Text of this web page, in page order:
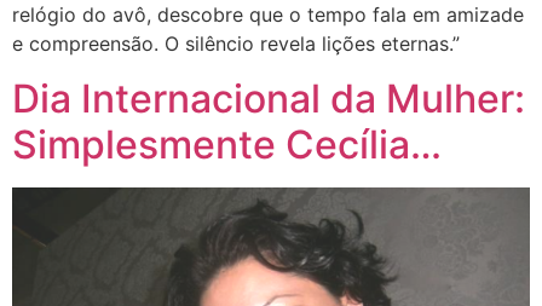
relógio do avô, descobre que o tempo fala em amizade
e compreensão. O silêncio revela lições eternas.”
Dia Internacional da Mulher:
Simplesmente Cecília…